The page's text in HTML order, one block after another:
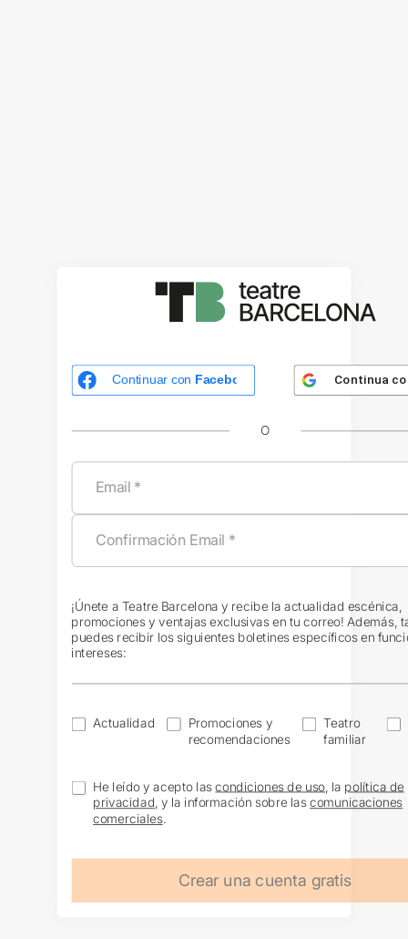
Continuar con Facebook Continua
O
¡Únete a Teatre Barcelona y recibe la actualidad escénica,
promociones y ventajas exclusivas en tu correo! Además,
puedes recibir los siguientes boletines específicos en
intereses:
Actualidad
Promociones y
recomendaciones
Teatro
familiar
He leído y acepto lascondiciones de uso , la política de
privacidad, y la información sobre lascomunicaciones
comerciales.
Crear una cuenta gratis